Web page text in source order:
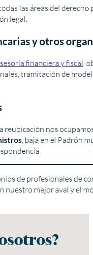
las áreas del
legal.
y otros
financiera y fiscal ,
tramitación de
reubicación nos
, baja en el Padrón
de profesionales de
nuestro mejor aval y el